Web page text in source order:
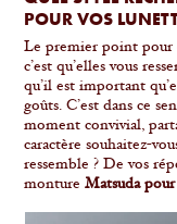
POUR VOS
Le premier point pour
c’est qu’elles vous
qu’il est important
goûts. C’est dans ce
moment convivial,
caractère souhaitez-
ressemble ? De vos
montureMatsuda